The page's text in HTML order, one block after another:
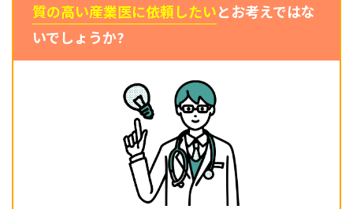
質の高い産業医に依頼したいとお考えではな
いでしょうか?